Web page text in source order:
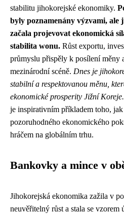
stabilitu jihokorejské ekonomiky.
byly poznamenány výzvami, ale
začala projevovat ekonomická
stabilita wonu. Růst exportu,
průmyslu přispěly k posílení měny
mezinárodní scéně. Dnes je
stabilní a respektovanou měnu,
ekonomické prosperity Jižní Koreje.
je inspirativním příkladem toho, jak
pozoruhodného ekonomického
hráčem na globálním trhu.
Bankovky a mince v
Jihokorejská ekonomika zažila v
neuvěřitelný růst a stala se vzorem